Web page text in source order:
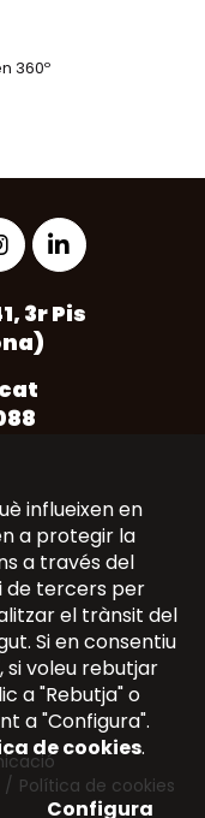
360º
influeixen en
a protegir la
a través del
de tercers per
el trànsit del
Si en consentiu
si voleu rebutjar
a "Rebutja" o
a "Configura".
de cookies.
Configura
in
3r Pis
Política de cookies